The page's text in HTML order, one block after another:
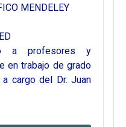
MENDELEY
a profesores y
en trabajo de grado
cargo del Dr. Juan